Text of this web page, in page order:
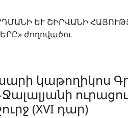
ԵՒ ՇԻՐՎԱՆԻ
ժողովածու
կաթողիկոս
(XVI դար)